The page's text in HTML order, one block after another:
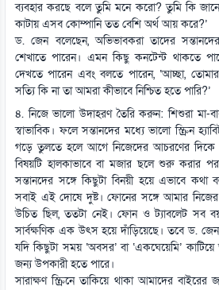
ব্যবহার করছে বলে তুমি মনে করো? তুমি কি
কাটায় এসব কোম্পানি তত বেশি অর্থ আয় করে?’
ড. জেন বলেছেন, অভিভাবকরা তাদের
শেখাতে পারেন। এমন কিছু কনটেন্ট থাকতে
দেখতে পারেন এবং বলতে পারেন, ‘আচ্ছা,
সত্যি কি না তা আমরা কীভাবে নিশ্চিত হতে পারি?’
৪. নিজে ভালো উদাহরণ তৈরি করুন: শিশুরা মা-
স্বাভাবিক। ফলে সন্তানদের মধ্যে ভালো স্ক্রিন
গড়ে তুলতে হলে আগে নিজেদের আচরণের দিকে
বিষয়টি হালকাভাবে বা মজার ছলে শুরু করার
সন্তানদের সঙ্গে কিছুটা বিনয়ী হয়ে এভাবে
সবাই এই দোষে দুষ্ট। ফোনের সঙ্গে আমার
উচিত ছিল, ততটা নেই। ফোন ও ট্যাবলেট সব
সার্বক্ষণিক এক উৎস হয়ে দাঁড়িয়েছে। তবে ড.
যদি কিছুটা সময় ‘অবসর’ বা ‘একঘেয়েমি’
জন্য উপকারী হতে পারে।
সারাক্ষণ স্ক্রিনে তাকিয়ে থাকা আমাদের